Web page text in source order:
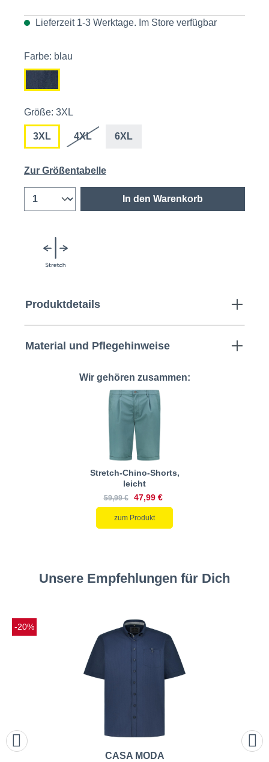
Lieferzeit 1-3 Werktage. Im Store verfügbar
Farbe: blau
Größe: 3XL
3XL 4XL 6XL
Zur Größentabelle
In den Warenkorb
Produktdetails
Material und Pflegehinweise
Wir gehören zusammen:
Stretch-Chino-Shorts,
leicht
59,99 € 47,99 €
zum Produkt
Unsere Empfehlungen für Dich
CASA MODA
-20%